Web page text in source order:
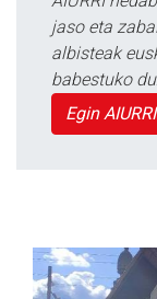
jaso eta
albisteak
babestuko
Egin